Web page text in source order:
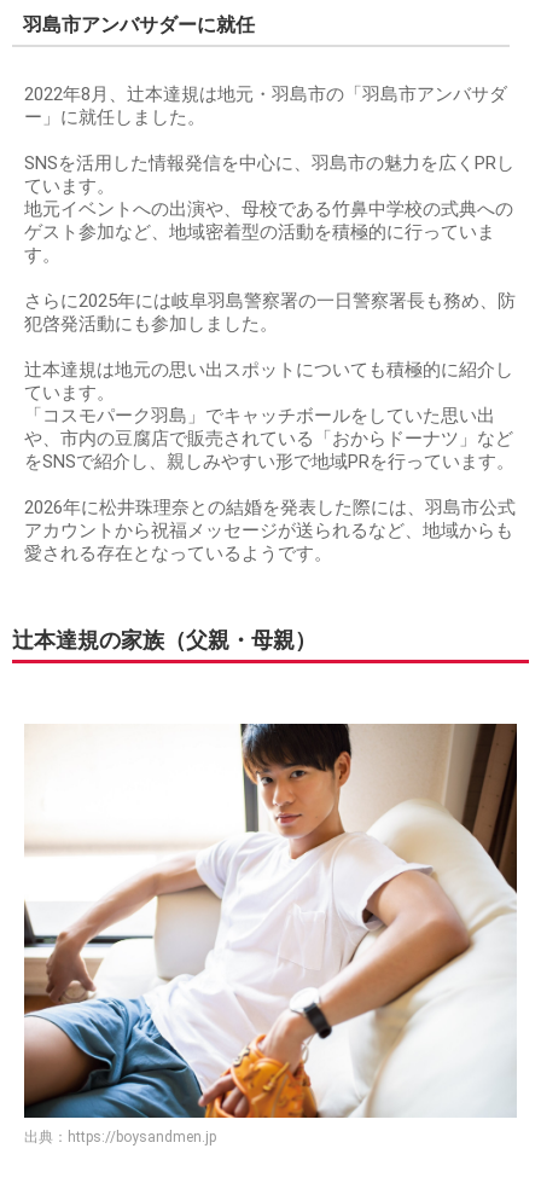
羽島市アンバサダーに就任
2022年8月、辻本達規は地元・羽島市の「羽島市アンバサダ
ー」に就任しました。
SNSを活用した情報発信を中心に、羽島市の魅力を広くPRし
ています。
地元イベントへの出演や、母校である竹鼻中学校の式典への
ゲスト参加など、地域密着型の活動を積極的に行っていま
す。
さらに2025年には岐阜羽島警察署の一日警察署長も務め、防
犯啓発活動にも参加しました。
辻本達規は地元の思い出スポットについても積極的に紹介し
ています。
「コスモパーク羽島」でキャッチボールをしていた思い出
や、市内の豆腐店で販売されている「おからドーナツ」など
をSNSで紹介し、親しみやすい形で地域PRを行っています。
2026年に松井珠理奈との結婚を発表した際には、羽島市公式
アカウントから祝福メッセージが送られるなど、地域からも
愛される存在となっているようです。
辻本達規の家族（父親・母親）
出典： https://boysandmen.jp